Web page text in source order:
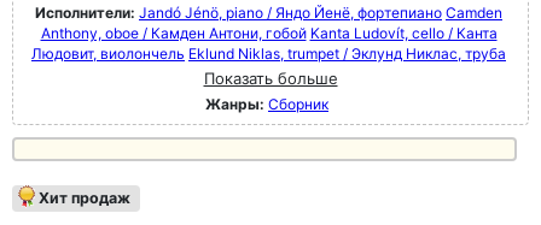
Исполнители: Jandó Jénö, piano / Яндо Йенё, фортепиано Camden
Anthony, oboe / Камден Антони, гобой Kanta Ludovít, cello / Канта
Людовит, виолончель Eklund Niklas, trumpet / Эклунд Никлас, труба
Показать больше
Жанры: Сборник
Хит продаж